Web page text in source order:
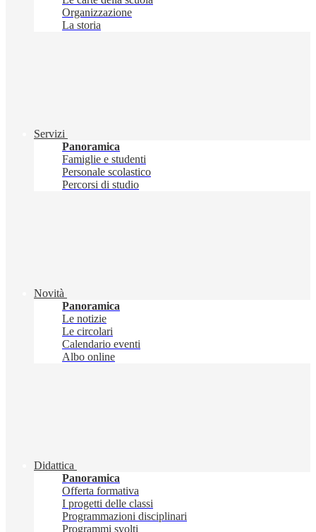
Organizzazione
La storia
Servizi
Panoramica
Famiglie e studenti
Personale scolastico
Percorsi di studio
Novità
Panoramica
Le notizie
Le circolari
Calendario eventi
Albo online
Didattica
Panoramica
Offerta formativa
I progetti delle classi
Programmazioni disciplinari
Programmi svolti